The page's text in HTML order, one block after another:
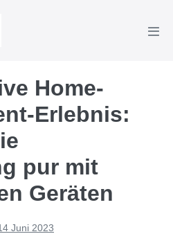
Home-
Erlebnis:
pur mit
Geräten
Juni 2023